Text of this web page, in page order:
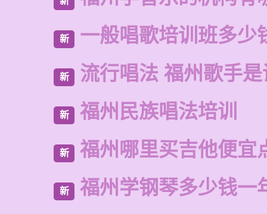
新 一般唱歌培训班多少
新 流行唱法 福州歌手是
新 福州民族唱法培训
新 福州哪里买吉他便宜
新 福州学钢琴多少钱一